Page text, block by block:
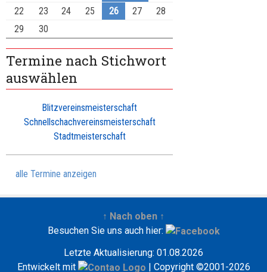
22
23 24 25 26 27
28
29
30
Termine nach Stichwort
auswählen
Blitzvereinsmeisterschaft
Schnellschachvereinsmeisterschaft
Stadtmeisterschaft
alle Termine anzeigen
↑ Nach oben ↑
Besuchen Sie uns auch hier:
Letzte Aktualisierung: 01.08.2026
Entwickelt mit
| Copyright ©2001-2026